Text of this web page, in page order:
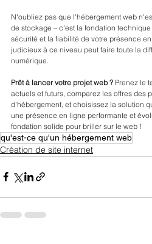
N'oubliez pas que l'hébergement web
de stockage – c'est la fondation
sécurité et la fiabilité de votre présence
judicieux à ce niveau peut faire toute la
numérique.
Prêt à lancer votre projet web ? Prenez le
actuels et futurs, comparez les offres des
d'hébergement, et choisissez la solution
une présence en ligne performante et
fondation solide pour briller sur le web !
qu'est-ce qu'un hébergement web
Création de site internet